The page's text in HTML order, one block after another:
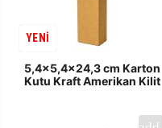
5,4x5,4x24,3 cm Karton
Kutu Kraft Amerikan Kilit
YENİ